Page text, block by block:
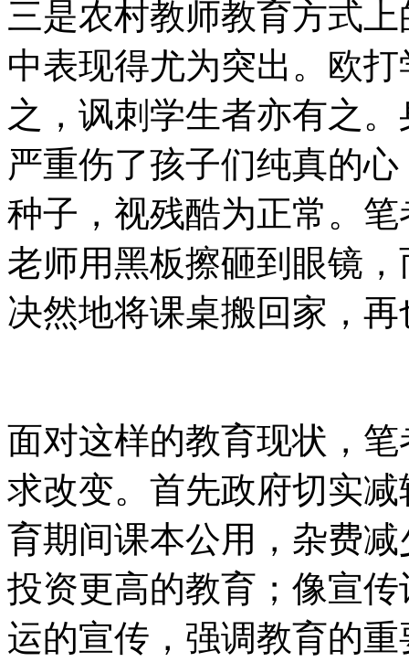
三是农村教师教育方式
中表现得尤为突出。欧
之，讽刺学生者亦有之
严重伤了孩子们纯真的
种子，视残酷为正常。
老师用黑板擦砸到眼镜
决然地将课桌搬回家，
面对这样的教育现状，
求改变。首先政府切实
育期间课本公用，杂费
投资更高的教育；像宣
运的宣传，强调教育的